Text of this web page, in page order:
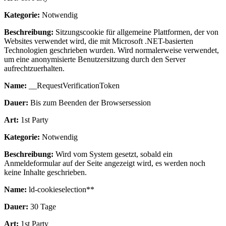
Kategorie: Notwendig
Beschreibung: Sitzungscookie für allgemeine Plattformen, der von
Websites verwendet wird, die mit Microsoft .NET-basierten
Technologien geschrieben wurden. Wird normalerweise verwendet,
um eine anonymisierte Benutzersitzung durch den Server
aufrechtzuerhalten.
Name: __RequestVerificationToken
Dauer: Bis zum Beenden der Browsersession
Art: 1st Party
Kategorie: Notwendig
Beschreibung: Wird vom System gesetzt, sobald ein
Anmeldeformular auf der Seite angezeigt wird, es werden noch
keine Inhalte geschrieben.
Name: ld-cookieselection**
Dauer: 30 Tage
Art: 1st Party